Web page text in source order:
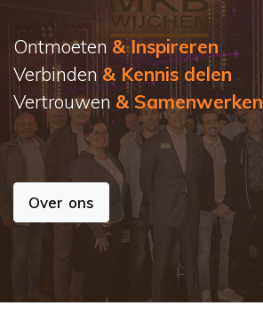
Ontmoeten & Inspireren
Verbinden & Kennis delen
Vertrouwen & Samenwerken
Over ons